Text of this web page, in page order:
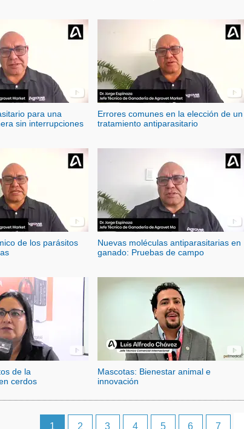
para una
sin interrupciones
Errores comunes en la elección de un
tratamiento antiparasitario
de los parásitos
Nuevas moléculas antiparasitarias en
ganado: Pruebas de campo
de la
cerdos
Mascotas: Bienestar animal e
innovación
1 2 3 4 5 6 7